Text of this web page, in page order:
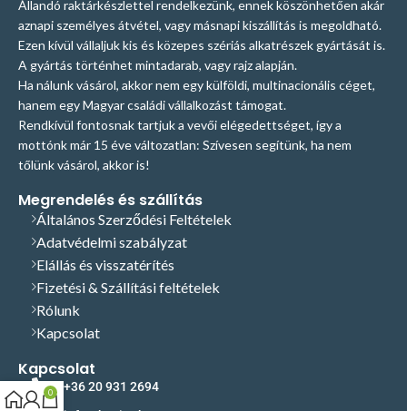
Állandó raktárkészlettel rendelkezünk, ennek köszönhetően akár
aznapi személyes átvétel, vagy másnapi kiszállítás is megoldható.
Ezen kívül vállaljuk kis és közepes szériás alkatrészek gyártását is.
A gyártás történhet mintadarab, vagy rajz alapján.
Ha nálunk vásárol, akkor nem egy külföldi, multinacionális céget,
hanem egy Magyar családi vállalkozást támogat.
Rendkívül fontosnak tartjuk a vevői elégedettséget, így a
mottónk már 15 éve változatlan: Szívesen segítünk, ha nem
tőlünk vásárol, akkor is!
Megrendelés és szállítás
Általános Szerződési Feltételek
Adatvédelmi szabályzat
Elállás és visszatérítés
Fizetési & Szállítási feltételek
Rólunk
Kapcsolat
Kapcsolat
+36 20 931 2694
0